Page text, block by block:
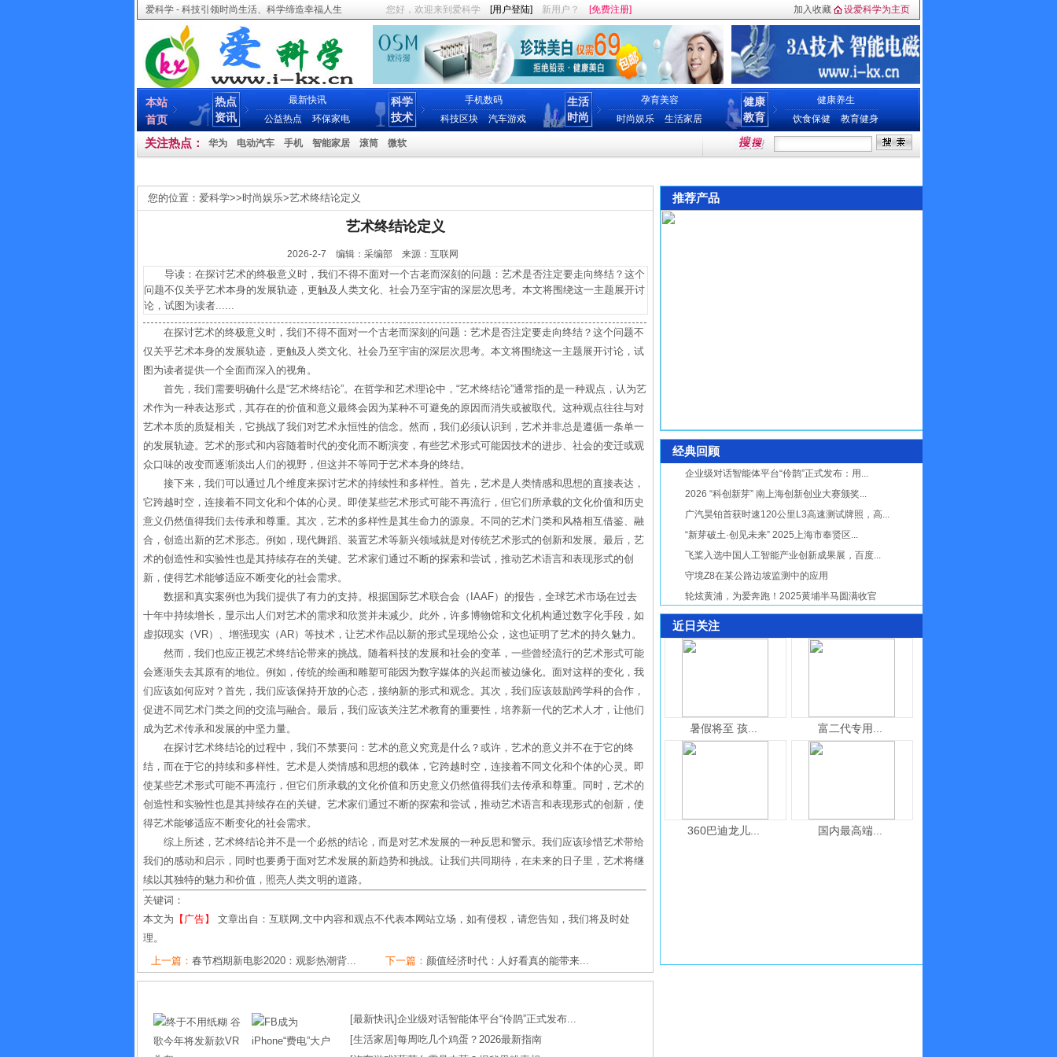
爱科学 - 科技引领时尚生活、科学缔造幸福人生 您好，欢迎来到爱科学 [用户登陆] 新用户？ [免费注册] 加入收藏 设爱科学为主页
本站
首页
热点
资讯
最新快讯
公益热点
环保家电
科学
技术
手机数码
科技区块
汽车游戏
生活
时尚
孕育美容
时尚娱乐
生活家居
健康
教育
健康养生
饮食保健
教育健身
关注热点： 华为 电动汽车 手机 智能家居 滚筒 微软
您的位置： 爱科学>>时尚娱乐>艺术终结论定义
艺术终结论定义
2026-2-7 编辑：采编部 来源：互联网
导读：在探讨艺术的终极意义时，我们不得不面对一个古老而深刻的问题：艺术是否注定要走向终结？这个
问题不仅关乎艺术本身的发展轨迹，更触及人类文化、社会乃至宇宙的深层次思考。本文将围绕这一主题展开讨
论，试图为读者......
在探讨艺术的终极意义时，我们不得不面对一个古老而深刻的问题：艺术是否注定要走向终结？这个问题不
仅关乎艺术本身的发展轨迹，更触及人类文化、社会乃至宇宙的深层次思考。本文将围绕这一主题展开讨论，试
图为读者提供一个全面而深入的视角。
首先，我们需要明确什么是“艺术终结论”。在哲学和艺术理论中，“艺术终结论”通常指的是一种观点，认为艺
术作为一种表达形式，其存在的价值和意义最终会因为某种不可避免的原因而消失或被取代。这种观点往往与对
艺术本质的质疑相关，它挑战了我们对艺术永恒性的信念。然而，我们必须认识到，艺术并非总是遵循一条单一
的发展轨迹。艺术的形式和内容随着时代的变化而不断演变，有些艺术形式可能因技术的进步、社会的变迁或观
众口味的改变而逐渐淡出人们的视野，但这并不等同于艺术本身的终结。
接下来，我们可以通过几个维度来探讨艺术的持续性和多样性。首先，艺术是人类情感和思想的直接表达，
它跨越时空，连接着不同文化和个体的心灵。即使某些艺术形式可能不再流行，但它们所承载的文化价值和历史
意义仍然值得我们去传承和尊重。其次，艺术的多样性是其生命力的源泉。不同的艺术门类和风格相互借鉴、融
合，创造出新的艺术形态。例如，现代舞蹈、装置艺术等新兴领域就是对传统艺术形式的创新和发展。最后，艺
术的创造性和实验性也是其持续存在的关键。艺术家们通过不断的探索和尝试，推动艺术语言和表现形式的创
新，使得艺术能够适应不断变化的社会需求。
数据和真实案例也为我们提供了有力的支持。根据国际艺术联合会（IAAF）的报告，全球艺术市场在过去
十年中持续增长，显示出人们对艺术的需求和欣赏并未减少。此外，许多博物馆和文化机构通过数字化手段，如
虚拟现实（VR）、增强现实（AR）等技术，让艺术作品以新的形式呈现给公众，这也证明了艺术的持久魅力。
然而，我们也应正视艺术终结论带来的挑战。随着科技的发展和社会的变革，一些曾经流行的艺术形式可能
会逐渐失去其原有的地位。例如，传统的绘画和雕塑可能因为数字媒体的兴起而被边缘化。面对这样的变化，我
们应该如何应对？首先，我们应该保持开放的心态，接纳新的形式和观念。其次，我们应该鼓励跨学科的合作，
促进不同艺术门类之间的交流与融合。最后，我们应该关注艺术教育的重要性，培养新一代的艺术人才，让他们
成为艺术传承和发展的中坚力量。
在探讨艺术终结论的过程中，我们不禁要问：艺术的意义究竟是什么？或许，艺术的意义并不在于它的终
结，而在于它的持续和多样性。艺术是人类情感和思想的载体，它跨越时空，连接着不同文化和个体的心灵。即
使某些艺术形式可能不再流行，但它们所承载的文化价值和历史意义仍然值得我们去传承和尊重。同时，艺术的
创造性和实验性也是其持续存在的关键。艺术家们通过不断的探索和尝试，推动艺术语言和表现形式的创新，使
得艺术能够适应不断变化的社会需求。
综上所述，艺术终结论并不是一个必然的结论，而是对艺术发展的一种反思和警示。我们应该珍惜艺术带给
我们的感动和启示，同时也要勇于面对艺术发展的新趋势和挑战。让我们共同期待，在未来的日子里，艺术将继
续以其独特的魅力和价值，照亮人类文明的道路。
关键词：
本文为 【广告】
文章出自：互联网,文中内容和观点不代表本网站立场，如有侵权，请您告知，我们将及时处
理。
上一篇： 春节档期新电影2020：观影热潮背... 下一篇： 颜值经济时代：人好看真的能带来...
[最新快讯]企业级对话智能体平台“伶鹊”正式发布...
[生活家居]每周吃几个鸡蛋？2026最新指南
推荐产品
经典回顾
企业级对话智能体平台“伶鹊”正式发布：用...
2026 “科创新芽” 南上海创新创业大赛颁奖...
广汽昊铂首获时速120公里L3高速测试牌照，高...
“新芽破土·创见未来” 2025上海市奉贤区...
飞桨入选中国人工智能产业创新成果展，百度...
守境Z8在某公路边坡监测中的应用
轮炫黄浦，为爱奔跑！2025黄埔半马圆满收官
近日关注
暑假将至 孩... 富二代专用...
360巴迪龙儿... 国内最高端...